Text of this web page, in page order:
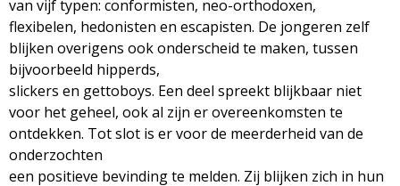
van vijf typen: conformisten, neo-orthodoxen,
flexibelen, hedonisten en escapisten. De jongeren zelf
blijken overigens ook onderscheid te maken, tussen
bijvoorbeeld hipperds,
slickers en gettoboys. Een deel spreekt blijkbaar niet
voor het geheel, ook al zijn er overeenkomsten te
ontdekken. Tot slot is er voor de meerderheid van de
onderzochten
een positieve bevinding te melden. Zij blijken zich in hun